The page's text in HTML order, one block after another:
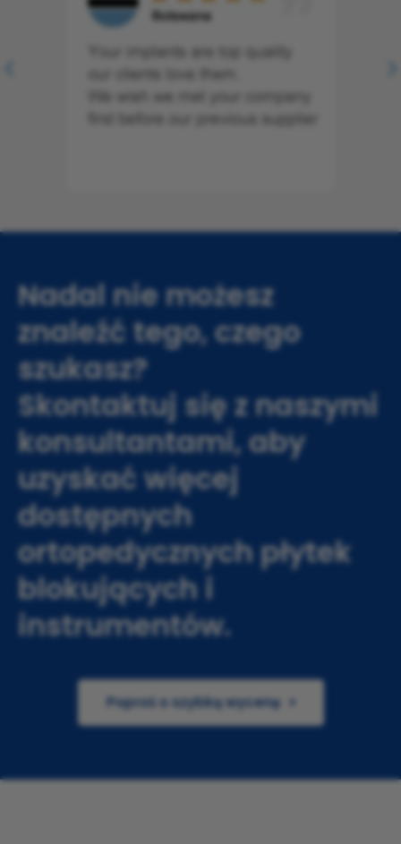
Nadal nie możesz
znaleźć tego, czego
szukasz?
Skontaktuj się z naszymi
konsultantami, aby
uzyskać więcej
dostępnych
ortopedycznych płytek
blokujących i
instrumentów.
Poproś o szybką wycenę